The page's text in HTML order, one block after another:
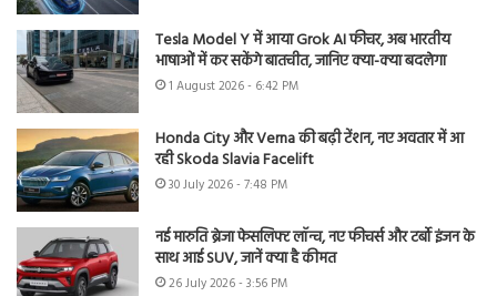
Tesla Model Y में आया Grok AI फीचर, अब भारतीय
भाषाओं में कर सकेंगे बातचीत, जानिए क्या-क्या बदलेगा
1 August 2026 - 6:42 PM
Honda City और Verna की बढ़ी टेंशन, नए अवतार में आ
रही Skoda Slavia Facelift
30 July 2026 - 7:48 PM
नई मारुति ब्रेजा फेसलिफ्ट लॉन्च, नए फीचर्स और टर्बो इंजन के
साथ आई SUV, जानें क्या है कीमत
26 July 2026 - 3:56 PM